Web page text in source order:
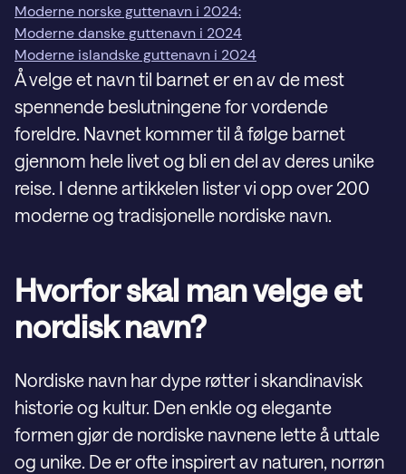
Moderne norske guttenavn i 2024:
Moderne danske guttenavn i 2024
Moderne islandske guttenavn i 2024
Å velge et navn til barnet er en av de mest
spennende beslutningene for vordende
foreldre. Navnet kommer til å følge barnet
gjennom hele livet og bli en del av deres unike
reise. I denne artikkelen lister vi opp over 200
moderne og tradisjonelle nordiske navn.
Hvorfor skal man velge et
nordisk navn?
Nordiske navn har dype røtter i skandinavisk
historie og kultur. Den enkle og elegante
formen gjør de nordiske navnene lette å uttale
og unike. De er ofte inspirert av naturen, norrøn